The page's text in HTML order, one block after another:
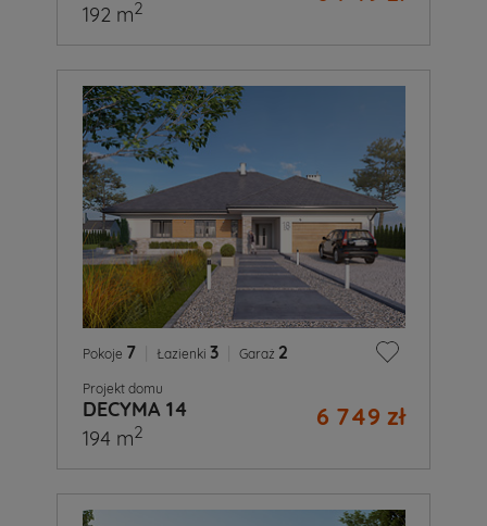
192 m2
Pokoje 7 Łazienki 3 Garaż 2
Projekt domu
DECYMA 14 6 749 zł
194 m2